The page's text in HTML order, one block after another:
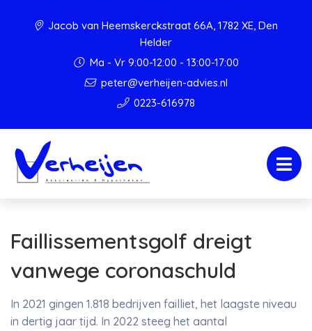
Jacob van Heemskerckstraat 66A, 1782 XE, Den
Helder
Ma - Vr 9:00-12:00 - 13:00-17:00
peter@verheijen-advies.nl
0223-616978
Faillissementsgolf dreigt
vanwege coronaschuld
In 2021 gingen 1.818 bedrijven failliet, het laagste niveau
in dertig jaar tijd. In 2022 steeg het aantal